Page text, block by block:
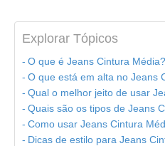
Explorar Tópicos
O que é Jeans Cintura Média?
O que está em alta no Jeans
Qual o melhor jeito de usar
Quais são os tipos de Jeans
Como usar Jeans Cintura
Dicas de estilo para Jeans